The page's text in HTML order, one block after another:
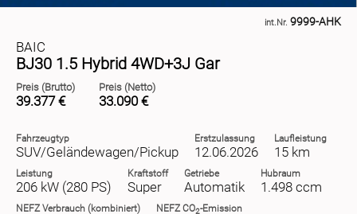
int.Nr. 9999-AHK
BAIC
BJ30 1.5 Hybrid 4WD+3J Gar
Preis (Brutto)
39.377 €
Preis (Netto)
33.090 €
Fahrzeugtyp
SUV/Geländewagen/Pickup
Erstzulassung
12.06.2026
Laufleistung
15 km
Leistung
206 kW (280 PS)
Kraftstoff
Super
Getriebe
Automatik
Hubraum
1.498 ccm
NEFZ Verbrauch (kombiniert) NEFZ CO2-Emission